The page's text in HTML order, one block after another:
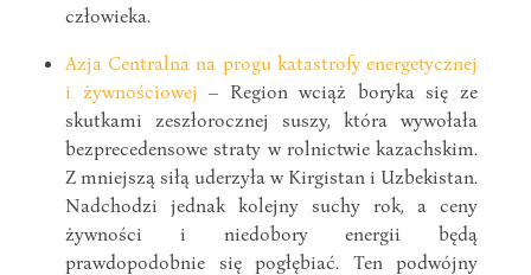
człowieka.
Azja Centralna na progu katastrofy energetycznej
i żywnościowej– Region wciąż boryka się ze
skutkami zeszłorocznej suszy, która wywołała
bezprecedensowe straty w rolnictwie kazachskim.
Z mniejszą siłą uderzyła w Kirgistan i Uzbekistan.
Nadchodzi jednak kolejny suchy rok, a ceny
żywności i niedobory energii będą
prawdopodobnie się pogłębiać. Ten podwójny